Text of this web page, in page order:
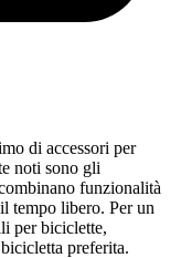
di accessori per
noti sono gli
funzionalità
tempo libero. Per un
per biciclette,
preferita.